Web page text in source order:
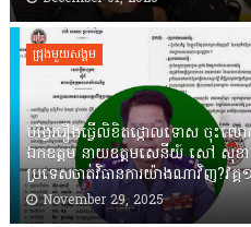
ជ្រុងមួយសង្គម
បង្វែររឿងធ្វើលិខិតថ្កោលទោស ចុះល
ឯកឧត្តម នាយឧត្តមសេនីយ៍ សៅ សុខា ម
ប្រទេសចាត់វិធានការយ៉ាងណាវិញ?វគ្គ
November 29, 2025